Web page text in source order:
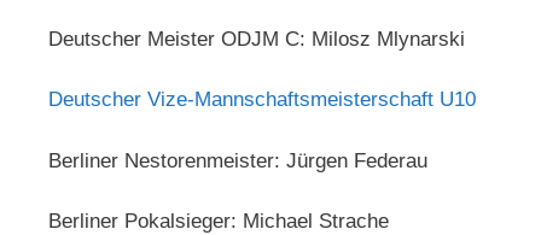
Deutscher Meister ODJM C: Milosz Mlynarski
Deutscher Vize-Mannschaftsmeisterschaft U10
Berliner Nestorenmeister: Jürgen Federau
Berliner Pokalsieger: Michael Strache